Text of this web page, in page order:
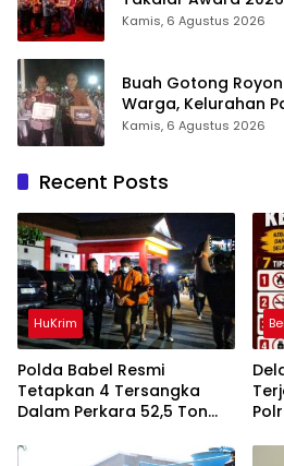
Hadirkan
Kamis, 6 Agustus 2026
Buah Gotong
Warga, Kelurahan
Takalar Award 2026
Kamis, 6 Agustus 2026
Recent Posts
HuKrim
Polda Babel Resmi
Tetapkan 4 Tersangka
Dalam Perkara 52,5 Ton
Belitung